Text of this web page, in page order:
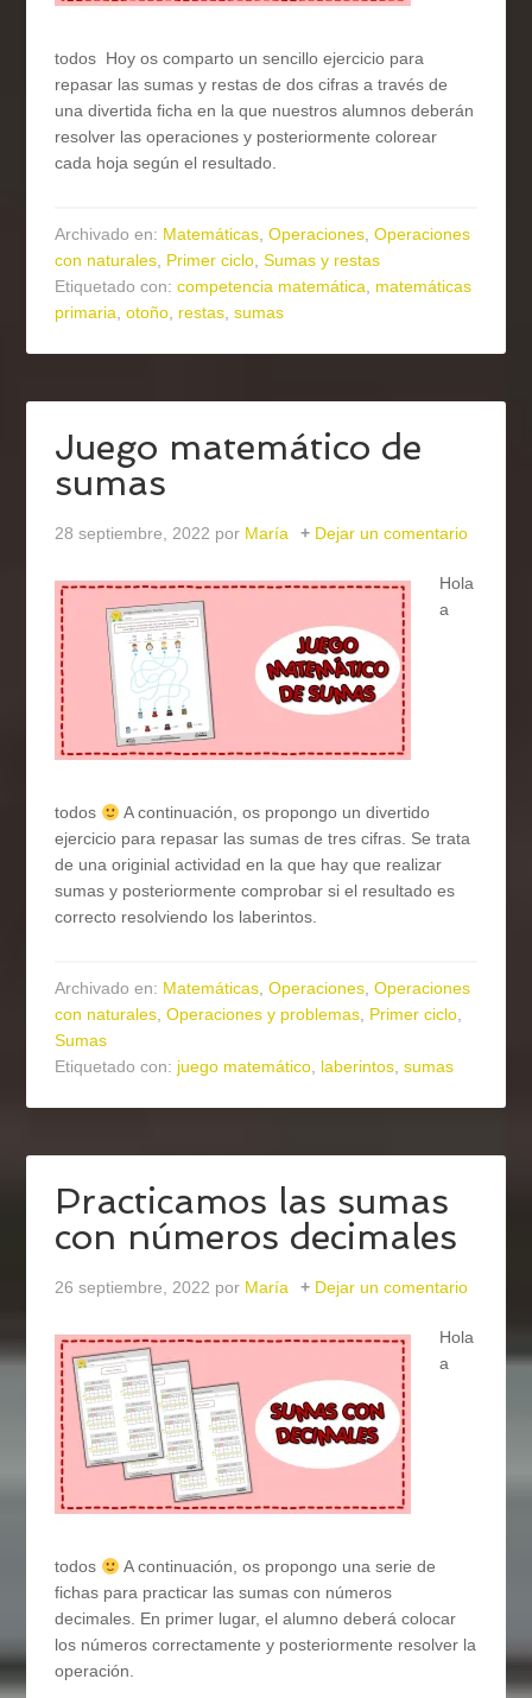
todos Hoy os comparto un sencillo ejercicio para
repasar las sumas y restas de dos cifras a través de
una divertida ficha en la que nuestros alumnos deberán
resolver las operaciones y posteriormente colorear
cada hoja según el resultado.
Archivado en: Matemáticas,Operaciones,Operaciones
con naturales, Primer ciclo,Sumas y restas
Etiquetado con:competencia matemática, matemáticas
primaria,otoño, restas,sumas
Juego matemático de
sumas
28 septiembre, 2022 por María Dejar un comentario
Hola
a
todos
A continuación, os propongo un divertido
ejercicio para repasar las sumas de tres cifras. Se trata
de una originial actividad en la que hay que realizar
sumas y posteriormente comprobar si el resultado es
correcto resolviendo los laberintos.
Archivado en: Matemáticas,Operaciones,Operaciones
con naturales,Operaciones y problemas, Primer ciclo,
Sumas
Etiquetado con: juego matemático, laberintos,sumas
Practicamos las sumas
con números decimales
26 septiembre, 2022 por María Dejar un comentario
Hola
a
todos
A continuación, os propongo una serie de
fichas para practicar las sumas con números
decimales. En primer lugar, el alumno deberá colocar
los números correctamente y posteriormente resolver la
operación.